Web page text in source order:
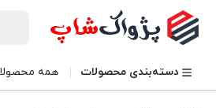
دسته‌بندی محصولات همه